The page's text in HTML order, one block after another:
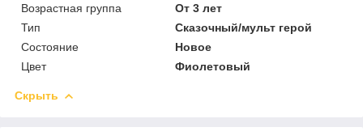
Возрастная группа
От 3 лет
Тип
Сказочный/мульт герой
Состояние
Новое
Цвет
Фиолетовый
Скрыть